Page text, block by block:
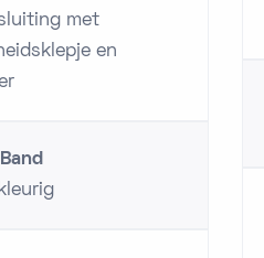
met
en